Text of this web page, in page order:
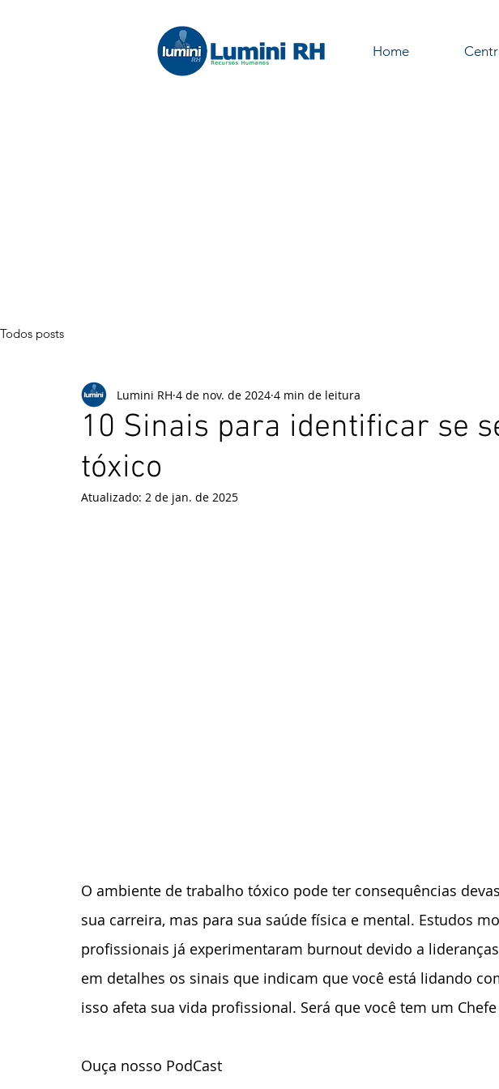
Home
Todos posts
10 Sinais para identificar se
tóxico
Lumini RH 4 de nov. de 2024 4 min de leitura
Atualizado: 2 de jan. de 2025
O ambiente de trabalho tóxico pode ter consequências
sua carreira, mas para sua saúde física e mental. Estudos
profissionais já experimentaram burnout devido a
em detalhes os sinais que indicam que você está lidando
isso afeta sua vida profissional. Será que você tem um Chefe
Ouça nosso PodCast